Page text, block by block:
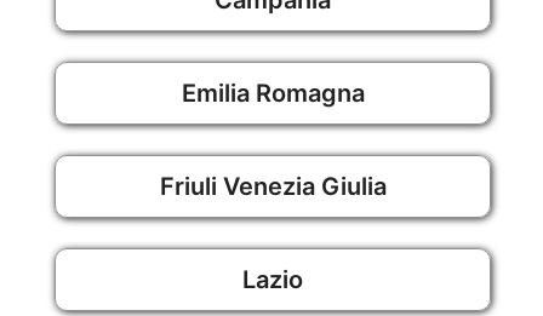
Emilia Romagna
Friuli Venezia Giulia
Lazio